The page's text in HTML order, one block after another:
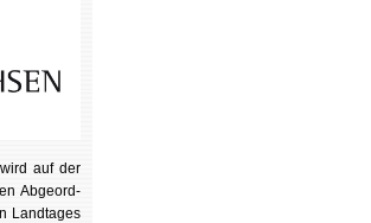
auf der
Ab­ge­ord­
Land­tages